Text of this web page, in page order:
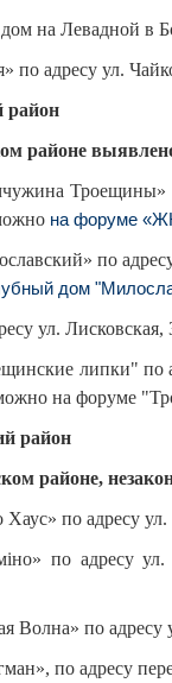
на Левадной в
адресу ул.
район
районе
Троещины»
на форуме
по
дом
ул. Лисковская,
липки" по
на форуме
район
районе,
по адресу
по адресу ул.
Волна» по адресу
по адресу